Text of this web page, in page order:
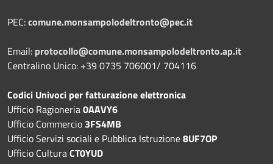
PEC:comune.monsampolodeltronto@pec.it
Email: protocollo@comune.monsampolodeltronto.ap.it
Centralino Unico: +39 0735 706001/ 704116
Codici Univoci per fatturazione elettronica
Ufficio Ragioneria0AAVY6
Ufficio Commercio 3FS4MB
Ufficio Servizi sociali e Pubblica Istruzione8UF7OP
Ufficio CulturaCT0YUD